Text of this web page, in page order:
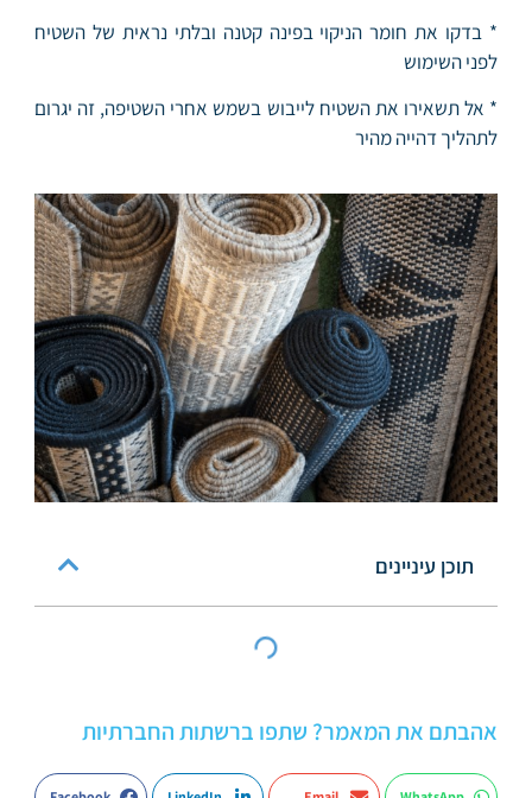
* בדקו את חומר הניקוי בפינה קטנה ובלתי נראית של השטיח
לפני השימוש
* אל תשאירו את השטיח לייבוש בשמש אחרי השטיפה, זה יגרום
לתהליך דהייה מהיר
תוכן עיניינים
אהבתם את המאמר? שתפו ברשתות החברתיות